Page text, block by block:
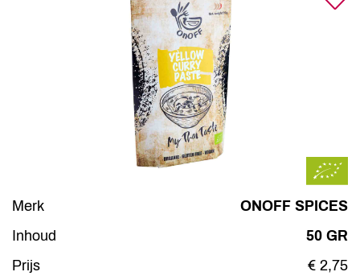
Merk
ONOFF SPICES
Inhoud
50 GR
Prijs
€ 2,75